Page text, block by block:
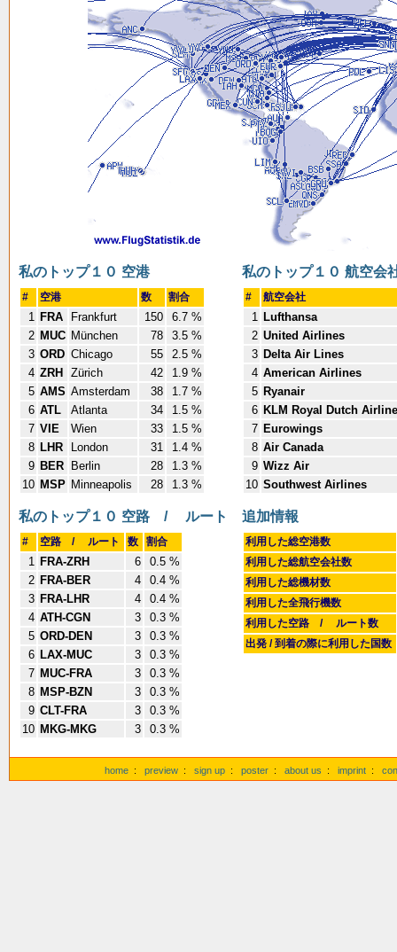
私のトップ１０ 空港
# 空港 数 割合
1 FRA Frankfurt 150
6.7 %
2 MUC München 78
3.5 %
3 ORD Chicago 55
2.5 %
4 ZRH Zürich 42
1.9 %
5 AMS Amsterdam 38
1.7 %
6 ATL Atlanta 34
1.5 %
7 VIE Wien 33
1.5 %
8 LHR London 31
1.4 %
9 BER Berlin 28
1.3 %
10 MSP Minneapolis 28 1.3 %
私のトップ１０ 航空会
# 航空会社
1 Lufthansa
2 United Airlines
3 Delta Air Lines
4 American Airlines
5 Ryanair
6 KLM Royal Dutch
7 Eurowings
8 Air Canada
9 Wizz Air
10 Southwest Airlines
私のトップ１０ 空路 / ルート
# 空路 / ルート 数 割合
1 FRA-ZRH 6
0.5 %
2 FRA-BER 4
0.4 %
3 FRA-LHR 4
0.4 %
4 ATH-CGN 3
0.3 %
5 ORD-DEN 3
0.3 %
6 LAX-MUC 3
0.3 %
7 MUC-FRA 3
0.3 %
8 MSP-BZN 3
0.3 %
9 CLT-FRA 3
0.3 %
10 MKG-MKG 3 0.3 %
追加情報
利用した総空港数
利用した総航空会社数
利用した総機材数
利用した全飛行機数
利用した空路 / ルート数
出発 / 到着の際に利用した国数
home : preview : sign up : poster : about us : imprint :